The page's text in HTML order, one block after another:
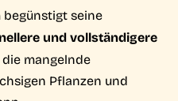
begünstigt seine
und vollständigere
mangelnde
Pflanzen und